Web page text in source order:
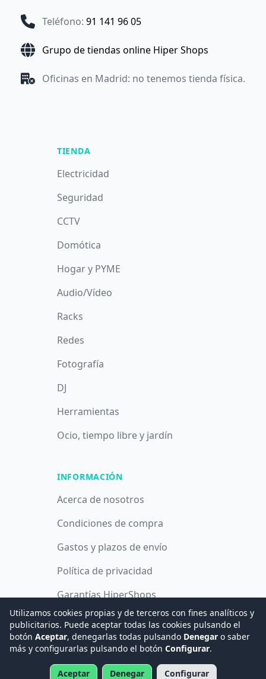
Teléfono: 91 141 96 05
Grupo de tiendas online Hiper Shops
Oficinas en Madrid: no tenemos tienda física.
TIENDA
Electricidad
Seguridad
CCTV
Domótica
Hogar y PYME
Audio/Vídeo
Racks
Redes
Fotografía
DJ
Herramientas
Ocio, tiempo libre y jardín
INFORMACIÓN
Acerca de nosotros
Condiciones de compra
Gastos y plazos de envío
Política de privacidad
Garantías HiperShops
Política de cookies
© 2008 -2026Hogar Digital e Inmótica Ingenieros, S.L.
Utilizamos cookies propias y de terceros con fines analíticos y
publicitarios. Puede aceptar todas las cookies pulsando el
botón Aceptar, denegarlas todas pulsando Denegar o saber
más y configurarlas pulsando el botón Configurar.
Aceptar Denegar Configurar